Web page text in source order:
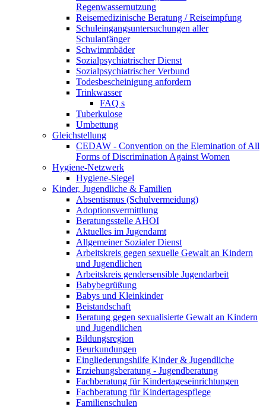
Regenwassernutzung
Reisemedizinische Beratung / Reiseimpfung
Schuleingangsuntersuchungen aller
Schulanfänger
Schwimmbäder
Sozialpsychiatrischer Dienst
Sozialpsychiatrischer Verbund
Todesbescheinigung anfordern
Trinkwasser
FAQ s
Tuberkulose
Umbettung
Gleichstellung
CEDAW - Convention on the Elemination of All
Forms of Discrimination Against Women
Hygiene-Netzwerk
Hygiene-Siegel
Kinder, Jugendliche & Familien
Absentismus (Schulvermeidung)
Adoptionsvermittlung
Beratungsstelle AHOI
Aktuelles im Jugendamt
Allgemeiner Sozialer Dienst
Arbeitskreis gegen sexuelle Gewalt an Kindern
und Jugendlichen
Arbeitskreis gendersensible Jugendarbeit
Babybegrüßung
Babys und Kleinkinder
Beistandschaft
Beratung gegen sexualisierte Gewalt an Kindern
und Jugendlichen
Bildungsregion
Beurkundungen
Eingliederungshilfe Kinder & Jugendliche
Erziehungsberatung - Jugendberatung
Fachberatung für Kindertageseinrichtungen
Fachberatung für Kindertagespflege
Familienschulen